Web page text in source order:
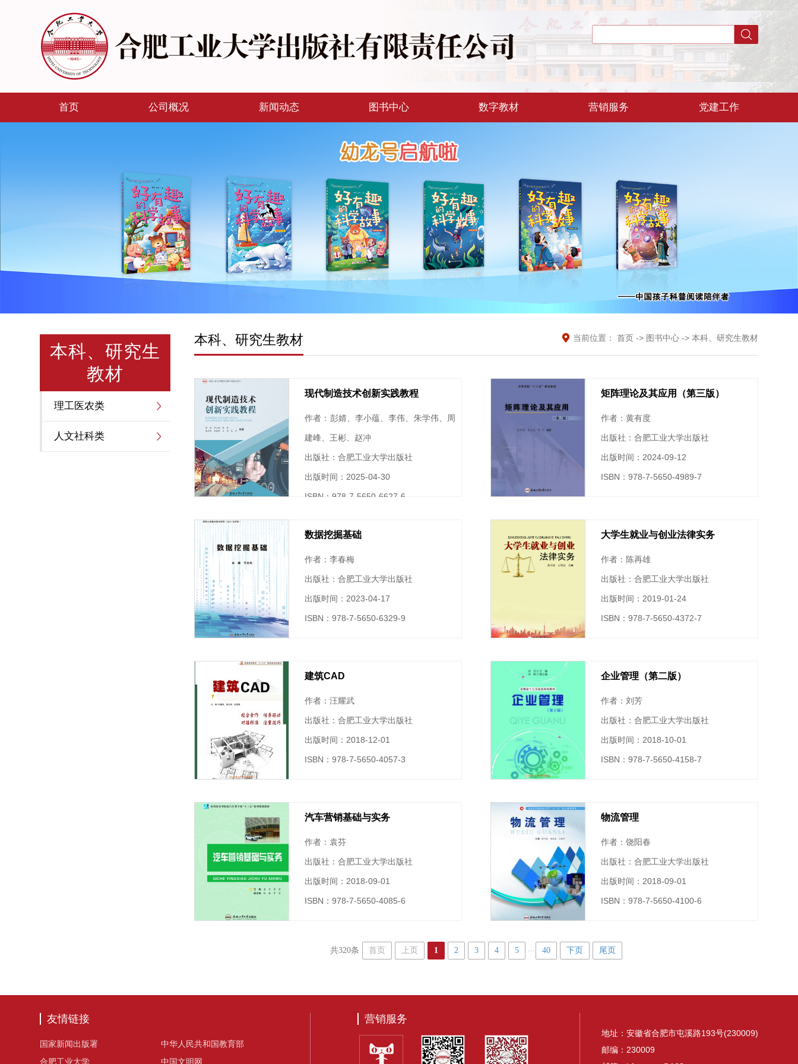
首页 公司概况 新闻动态 图书中心 数字教材 营销服务 党建工作
本科、研究生
教材
理工医农类
人文社科类
当前位置： 首页-> 图书中心-> 本科、研究生教材
本科、研究生教材
现代制造技术创新实践教程
作者：彭婧、李小蕴、李伟、朱学伟、周
建峰、王彬、赵冲
出版社：合肥工业大学出版社
出版时间：2025-04-30
ISBN：978-7-5650-6627-6
矩阵理论及其应用（第三版）
作者：黄有度
出版社：合肥工业大学出版社
出版时间：2024-09-12
ISBN：978-7-5650-4989-7
数据挖掘基础
作者：李春梅
出版社：合肥工业大学出版社
出版时间：2023-04-17
ISBN：978-7-5650-6329-9
大学生就业与创业法律实务
作者：陈再雄
出版社：合肥工业大学出版社
出版时间：2019-01-24
ISBN：978-7-5650-4372-7
建筑CAD
作者：汪耀武
出版社：合肥工业大学出版社
出版时间：2018-12-01
ISBN：978-7-5650-4057-3
企业管理（第二版）
作者：刘芳
出版社：合肥工业大学出版社
出版时间：2018-10-01
ISBN：978-7-5650-4158-7
汽车营销基础与实务
作者：袁芬
出版社：合肥工业大学出版社
出版时间：2018-09-01
ISBN：978-7-5650-4085-6
物流管理
作者：饶阳春
出版社：合肥工业大学出版社
出版时间：2018-09-01
ISBN：978-7-5650-4100-6
共320条 首页 上页 1 2 3 4 5 40 下页 尾页
友情链接
国家新闻出版署
中华人民共和国教育部
合肥工业大学
中国文明网
营销服务
地址：安徽省合肥市屯溪路193号(230009)
邮编：230009